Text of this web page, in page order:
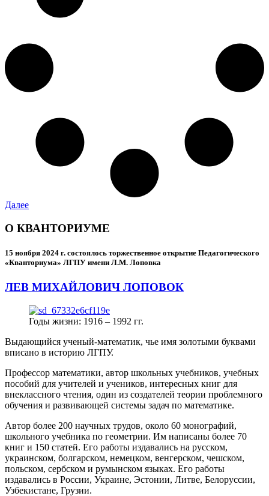
Далее
О КВАНТОРИУМЕ
15 ноября 2024 г. состоялось торжественное открытие Педагогического
«Кванториума» ЛГПУ имени Л.М. Лоповка
ЛЕВ МИХАЙЛОВИЧ ЛОПОВОК
Годы жизни: 1916 – 1992 гг.
Выдающийся ученый-математик, чье имя золотыми буквами
вписано в историю ЛГПУ.
Профессор математики, автор школьных учебников, учебных
пособий для учителей и учеников, интересных книг для
внеклассного чтения, один из создателей теории проблемного
обучения и развивающей системы задач по математике.
Автор более 200 научных трудов, около 60 монографий,
школьного учебника по геометрии. Им написаны более 70
книг и 150 статей. Его работы издавались на русском,
украинском, болгарском, немецком, венгерском, чешском,
польском, сербском и румынском языках. Его работы
издавались в России, Украине, Эстонии, Литве, Белоруссии,
Узбекистане, Грузии.